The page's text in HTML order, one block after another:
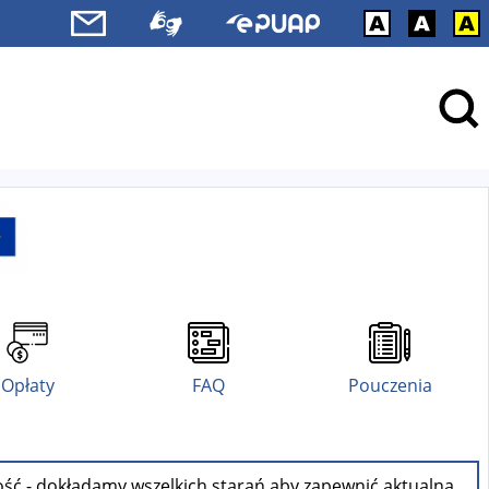
Opłaty FAQ Pouczenia